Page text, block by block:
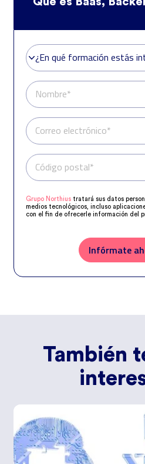
¿En qué formación estás
¿En qué formación estás
Nombre*
Correo electrónico*
Teléfono*
Código postal*
Grupo Northius tratará sus datos
medios tecnológicos, incluso
con el fin de ofrecerle información del
correspondiente. Compartiremos su
Grupo Northius
, con el
hacerle llegar la mejor oferta de
petición. Quedan reconocidos los
Privacidad.
Infórmate
También